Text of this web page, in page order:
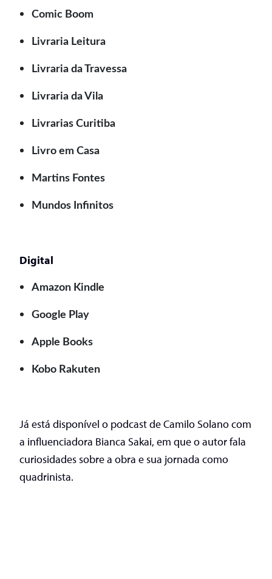
Comic Boom
Livraria Leitura
Livraria da Travessa
Livraria da Vila
Livrarias Curitiba
Livro em Casa
Martins Fontes
Mundos Infinitos
Digital
Amazon Kindle
Google Play
Apple Books
Kobo Rakuten
Já está disponível o podcast de Camilo Solano com
a influenciadora Bianca Sakai, em que o autor fala
curiosidades sobre a obra e sua jornada como
quadrinista.